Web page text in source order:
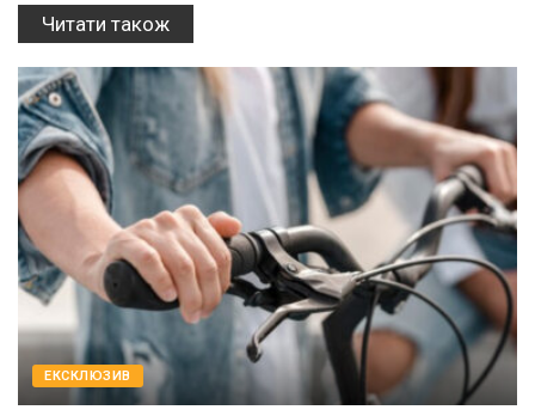
Читати також
EКСКЛЮЗИВ